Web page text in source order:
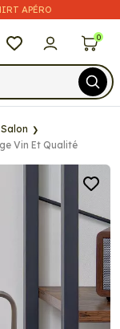
APÉRO
0
Vin Et Qualité